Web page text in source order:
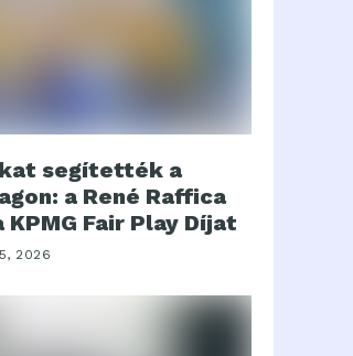
segítették a
a René Raffica
Fair Play Díjat
2026